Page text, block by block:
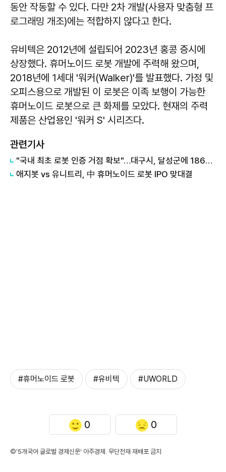
동안 작동할 수 있다. 다만 2차 개발(사용자 맞춤형 프
로그래밍 개조)에는 적합하지 않다고 한다.
유비텍은 2012년에 설립되어 2023년 홍콩 증시에
상장했다. 휴머노이드 로봇 개발에 주력해 왔으며,
2018년에 1세대 '워커(Walker)'를 발표했다. 가정 및
오피스용으로 개발된 이 로봇은 이족 보행이 가능한
휴머노이드 로봇으로 큰 화제를 모았다. 현재의 주력
제품은 산업용인 '워커 S' 시리즈다.
관련기사
"국내 최초 로봇 인증 거점 확보"…대구시, 달성군에 186억 투입해 휴머노이드 센터 구축
애지봇 vs 유니트리, 中 휴머노이드 로봇 IPO 맞대결
#휴머노이드 로봇 #유비텍 #UWORLD
0 0
©'5개국어 글로벌 경제신문' 아주경제. 무단전재·재배포 금지